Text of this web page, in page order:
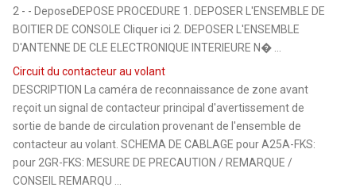
2 - - DeposeDEPOSE PROCEDURE 1. DEPOSER L'ENSEMBLE DE
BOITIER DE CONSOLE Cliquer ici 2. DEPOSER L'ENSEMBLE
D'ANTENNE DE CLE ELECTRONIQUE INTERIEURE N� ...
Circuit du contacteur au volant
DESCRIPTION La caméra de reconnaissance de zone avant
reçoit un signal de contacteur principal d'avertissement de
sortie de bande de circulation provenant de l'ensemble de
contacteur au volant. SCHEMA DE CABLAGE pour A25A-FKS:
pour 2GR-FKS: MESURE DE PRECAUTION / REMARQUE /
CONSEIL REMARQU ...